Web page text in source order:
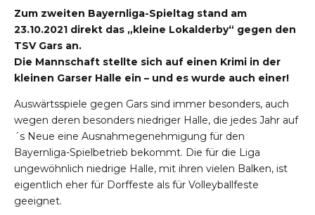
Zum zweiten Bayernliga-Spieltag stand am
23.10.2021 direkt das „kleine Lokalderby“ gegen den
TSV Gars an.
Die Mannschaft stellte sich auf einen Krimi in der
kleinen Garser Halle ein – und es wurde auch einer!
Auswärtsspiele gegen Gars sind immer besonders, auch
wegen deren besonders niedriger Halle, die jedes Jahr auf
´s Neue eine Ausnahmegenehmigung für den
Bayernliga-Spielbetrieb bekommt. Die für die Liga
ungewöhnlich niedrige Halle, mit ihren vielen Balken, ist
eigentlich eher für Dorffeste als für Volleyballfeste
geeignet.